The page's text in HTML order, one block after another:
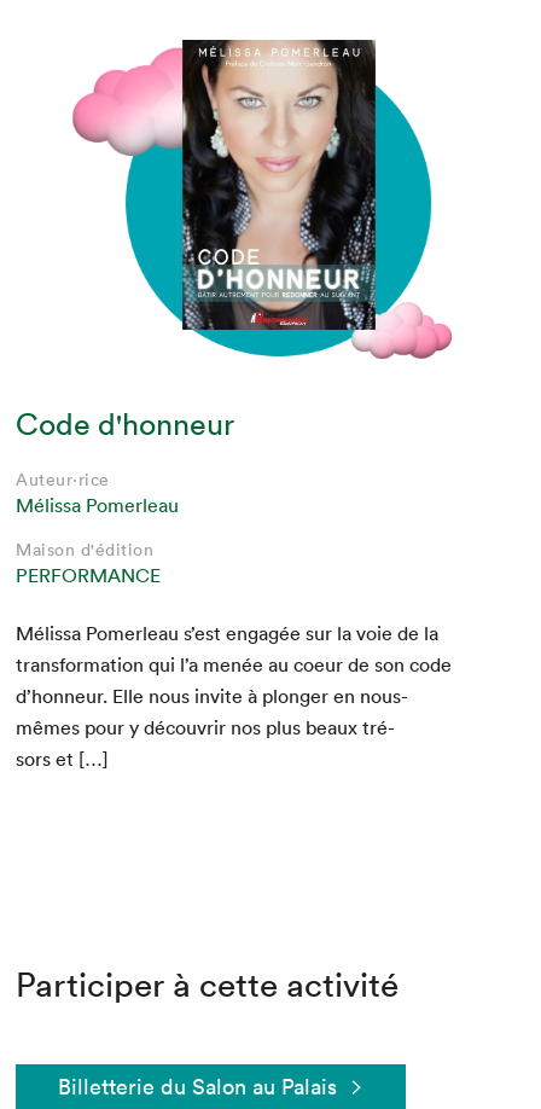
Code d'honneur
Auteur·rice
Mélissa Pomerleau
Maison d'édition
PERFORMANCE
Mélis­sa Pomer­leau s’est engagée sur la voie de la
trans­for­ma­tion qui l’a menée au coeur de son code
d’honneur. Elle nous invite à plonger en nous-
mêmes pour y décou­vrir nos plus beaux tré­
sors et […]
Participer à cette activité
Billetterie du Salon au Palais